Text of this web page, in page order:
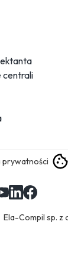
centrali
prywatności
Ela-Compil sp. z